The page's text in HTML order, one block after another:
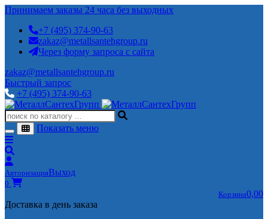
Принимаем заказы 24 часа без выходных
+7 (495) 374-90-63
zakaz@metallsantehgroup.ru
Через форму запроса с сайта
zakaz@metallsantehgroup.ru
Быстрый запрос
+7 (495) 374-90-63
Показать меню
АвторизацияВыход
0
Корзина0,00
Доставка в день заказа